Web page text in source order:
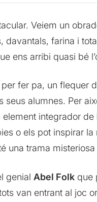
Veiem un
farina i
ens arribi quasi bé
fer pa, un flequer
seus alumnes. Per
integrador
o els pot inspirar
una trama
genial Abel Folkque
van entrant al joc